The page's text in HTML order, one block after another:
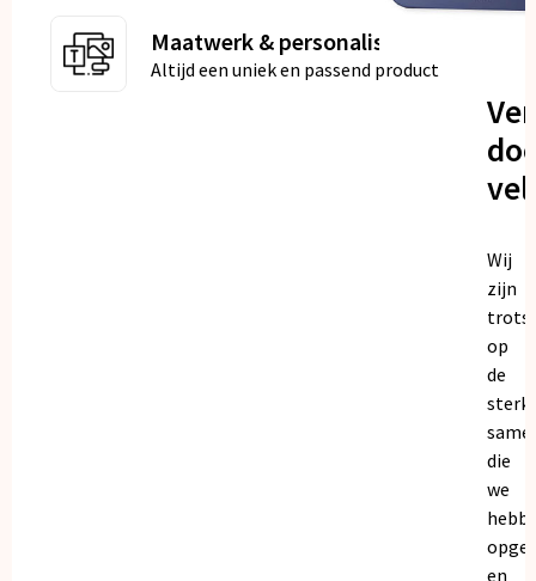
Maatwerk & personalisatie
Altijd een uniek en passend product
Wij
zijn
trots
op
de
die
we
en